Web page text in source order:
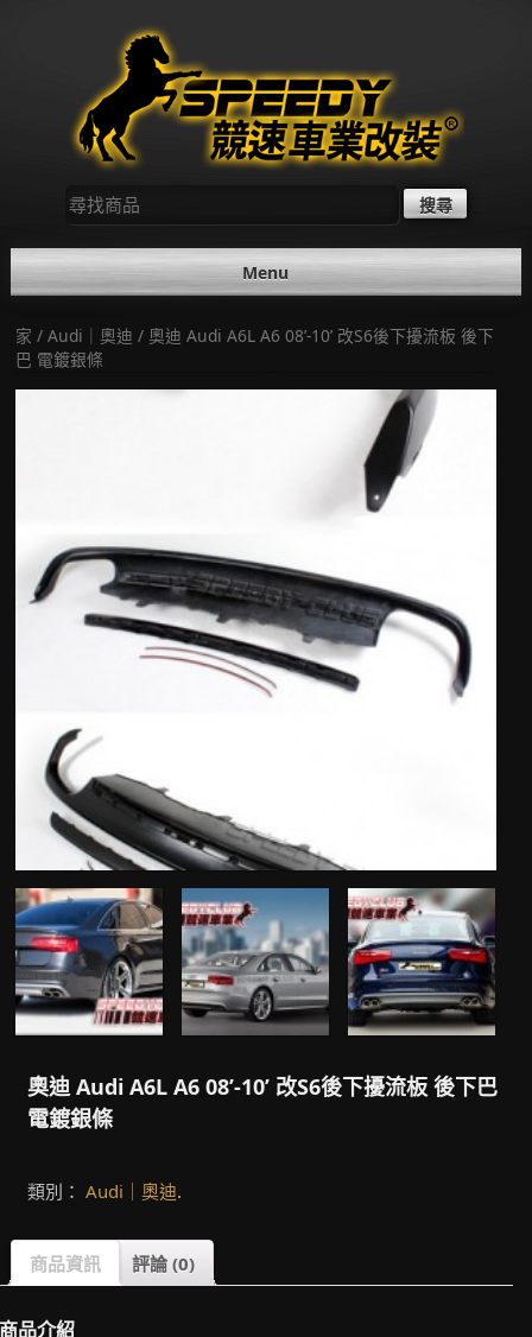
尋
找：
Menu
家 / Audi｜奧迪 / 奧迪 Audi A6L A6 08’-10’ 改S6後下擾流板 後下
巴 電鍍銀條
奧迪 Audi A6L A6 08’-10’ 改S6後下擾流板 後下巴
電鍍銀條
類別： Audi｜奧迪.
商品資訊 評論 (0)
品介紹